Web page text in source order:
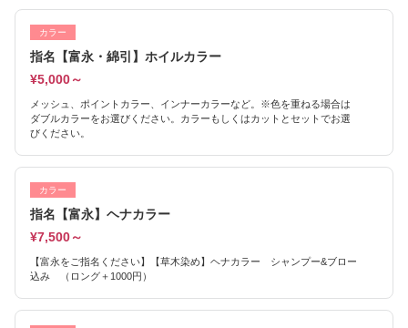
カラー
指名【富永・綿引】ホイルカラー
¥5,000～
メッシュ、ポイントカラー、インナーカラーなど。※色を重ねる場合は
ダブルカラーをお選びください。カラーもしくはカットとセットでお選
びください。
カラー
指名【富永】ヘナカラー
¥7,500～
【富永をご指名ください】【草木染め】ヘナカラー シャンプー&ブロー
込み （ロング＋1000円）